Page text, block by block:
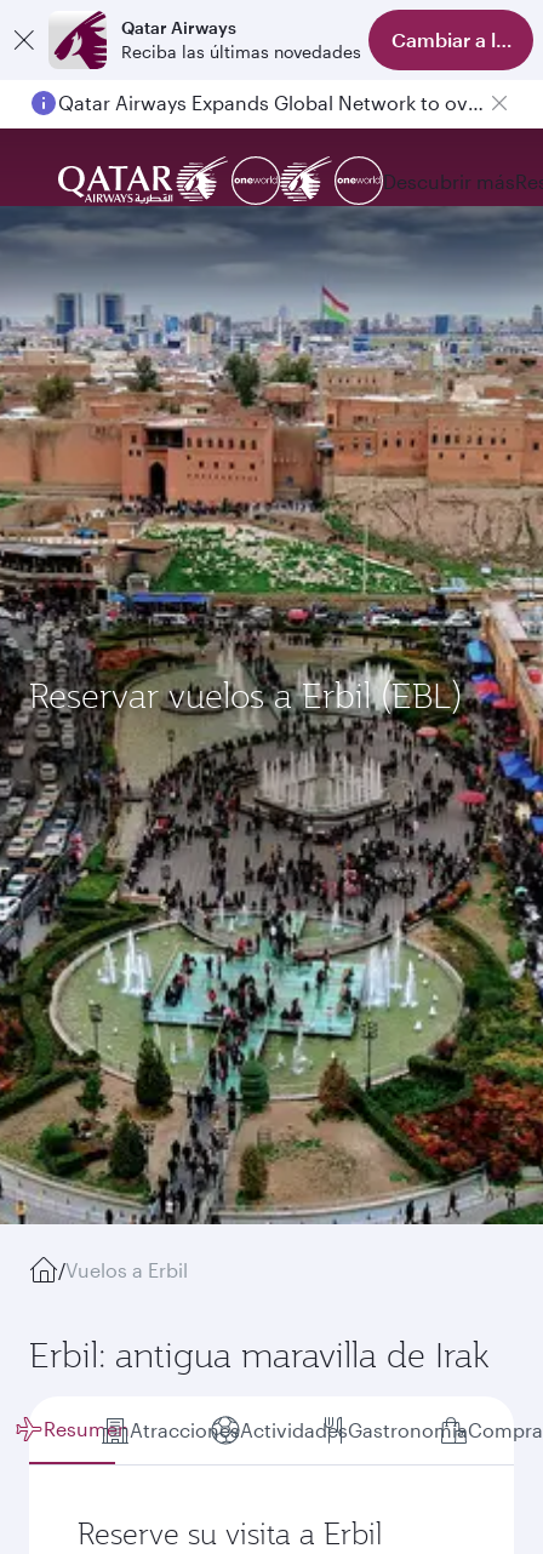
Qatar Airways
Reciba las últimas novedades
Cambiar a la
Qatar Airways Expands Global Network to over 160 Destinations
Descubrir más
Reservar vuelos a Erbil (EBL)
/Vuelos a Erbil
Erbil: antigua maravilla de Irak
ResumenAtraccionesActividadesGastronomía
Reserve su visita a Erbil